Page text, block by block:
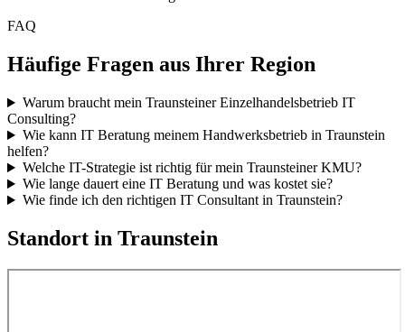
FAQ
Häufige Fragen aus Ihrer Region
Warum braucht mein Traunsteiner Einzelhandelsbetrieb IT
Consulting?
Wie kann IT Beratung meinem Handwerksbetrieb in Traunstein
helfen?
Welche IT-Strategie ist richtig für mein Traunsteiner KMU?
Wie lange dauert eine IT Beratung und was kostet sie?
Wie finde ich den richtigen IT Consultant in Traunstein?
Standort in Traunstein